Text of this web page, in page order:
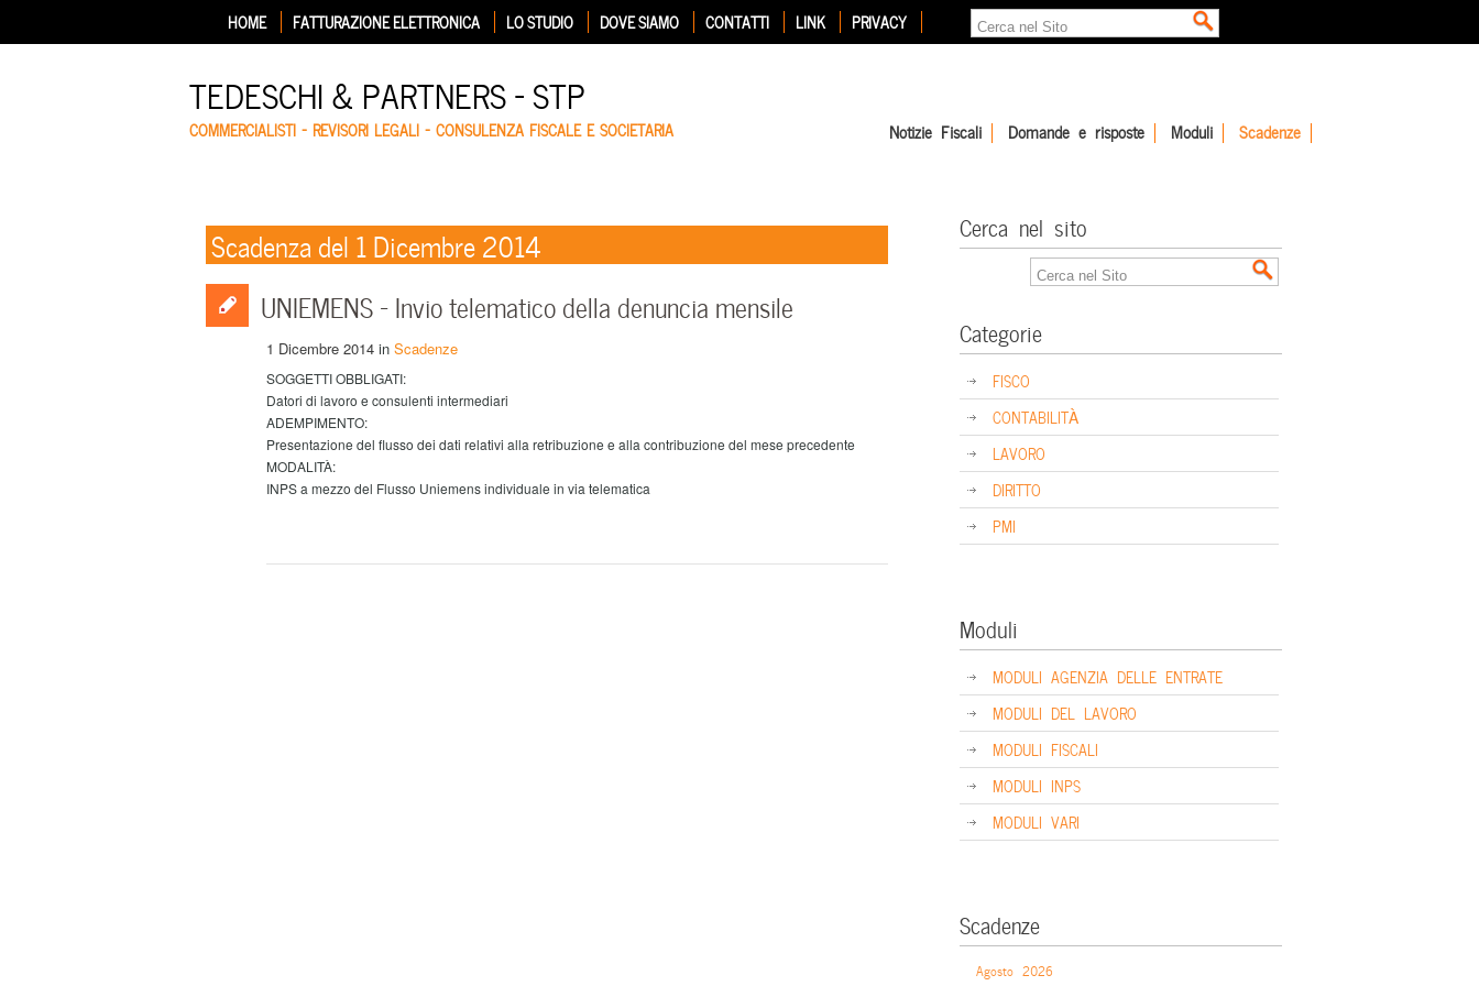
HOME FATTURAZIONE ELETTRONICA LO STUDIO DOVE SIAMO CONTATTI LINK PRIVACY
TEDESCHI & PARTNERS – STP
COMMERCIALISTI – REVISORI LEGALI – CONSULENZA FISCALE E SOCIETARIA Notizie Fiscali Domande e risposte Moduli Scadenze
Scadenza del 1 Dicembre 2014
UNIEMENS – Invio telematico della denuncia mensile
1 Dicembre 2014 in Scadenze
SOGGETTI OBBLIGATI:
Datori di lavoro e consulenti intermediari
ADEMPIMENTO:
Presentazione del flusso dei dati relativi alla retribuzione e alla contribuzione del mese precedente
MODALITÀ:
INPS a mezzo del Flusso Uniemens individuale in via telematica
Cerca nel sito
Categorie
FISCO
CONTABILITÀ
LAVORO
DIRITTO
PMI
Moduli
MODULI AGENZIA DELLE ENTRATE
MODULI DEL LAVORO
MODULI FISCALI
MODULI INPS
MODULI VARI
Scadenze
Agosto 2026